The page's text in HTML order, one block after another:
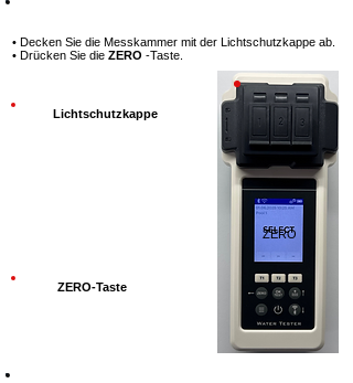
• Decken Sie die Messkammer mit der Lichtschutzkappe ab.
• Drücken Sie die ZERO -Taste.
Lichtschutzkappe
ZERO-Taste
ZERO